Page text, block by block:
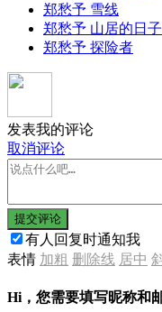
郑愁予 雪线
郑愁予 山居的日子
郑愁予 探险者
发表我的评论
取消评论
提交评论
有人回复时通知我
表情 加粗 删除线 居中
Hi，您需要填写昵称和